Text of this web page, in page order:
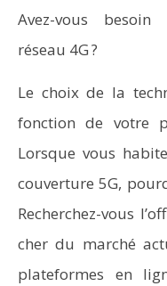
Avez-vous
réseau 4G ?
Le choix de la
fonction de votre
Lorsque vous
couverture 5G,
Recherchez-vous
cher du marché
plateformes en